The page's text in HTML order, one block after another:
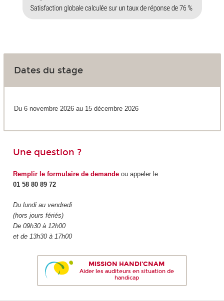
Dates du stage
Du 6 novembre 2026 au 15 décembre 2026
Une question ?
Remplir le formulaire de demandeou appeler le
01 58 80 89 72
Du lundi au vendredi
(hors jours fériés)
De 09h30 à 12h00
et de 13h30 à 17h00
MISSION HANDI'CNAM
Aider les auditeurs en situation de
handicap